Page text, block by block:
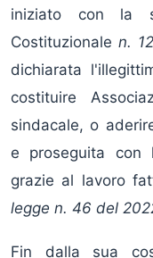
iniziato con la
Costituzionalen.
dichiarata
costituire
sindacale, o
e proseguita con
grazie al lavoro
legge n. 46 del
Fin dalla sua